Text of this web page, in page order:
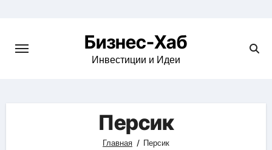
content
Бизнес-Хаб
Инвестиции и Идеи
Персик
Главная Персик